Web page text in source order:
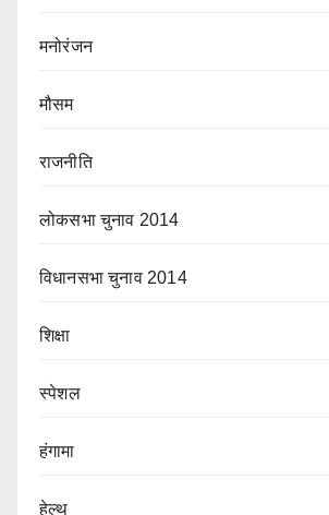
मनोरंजन
मौसम
राजनीति
लोकसभा चुनाव 2014
विधानसभा चुनाव 2014
शिक्षा
स्पेशल
हंगामा
हेल्थ